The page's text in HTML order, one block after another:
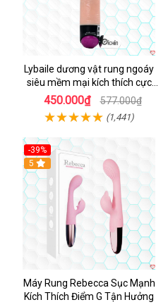
Lybaile dương vật rung ngoáy
siêu mềm mại kích thích cực
mạnh
450.000₫ 577.000₫
(1,441)
-39%
Hot
5
Máy Rung Rebecca Sục Mạnh
Kích Thích Điểm G Tận Hưởng